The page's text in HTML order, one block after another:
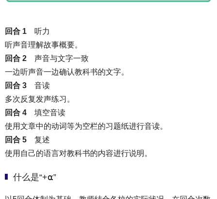
回合 1 听力
听声音理解故事概要。
回合 2 声音与文字一致
一边听声音一边确认教科书的文字。
回合 3 音读
多次反复发声练习。
回合 4 填空音读
使用文章中的动词等为空栏的习题纸进行音读。
回合 5 复述
使用自己的语言对教科书的内容进行说明。
什么是“+⍺”